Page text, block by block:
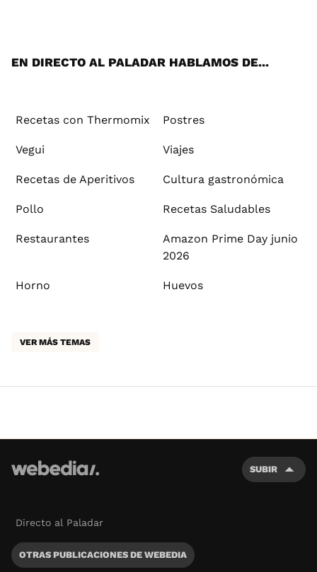
EN DIRECTO AL PALADAR HABLAMOS DE...
Recetas con Thermomix Postres
Vegui Viajes
Recetas de Aperitivos Cultura gastronómica
Pollo Recetas Saludables
Restaurantes
Amazon Prime Day junio
2026
Horno Huevos
VER MÁS TEMAS
SUBIR
Directo al Paladar
OTRAS PUBLICACIONES DE WEBEDIA